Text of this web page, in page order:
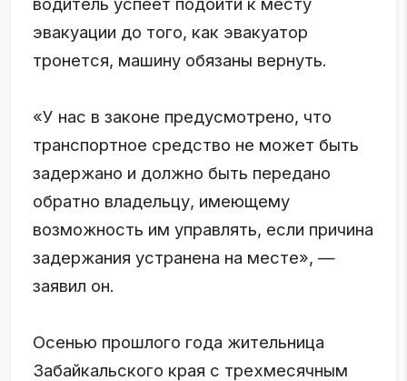
эвакуации до того, как эвакуатор
тронется, машину обязаны вернуть.
«У нас в законе предусмотрено, что
транспортное средство не может быть
задержано и должно быть передано
обратно владельцу, имеющему
возможность им управлять, если причина
задержания устранена на месте», —
заявил он.
Осенью прошлого года жительница
Забайкальского края с трехмесячным